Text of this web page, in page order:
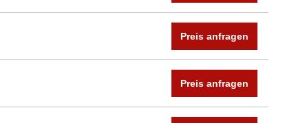
Preis anfragen
Preis anfragen